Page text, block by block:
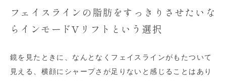
フェイスラインの脂肪をすっきりさせたいな
らインモードVリフトという選択
鏡を見たときに、なんとなくフェイスラインがもたついて
見える、横顔にシャープさが足りないと感じることはあり